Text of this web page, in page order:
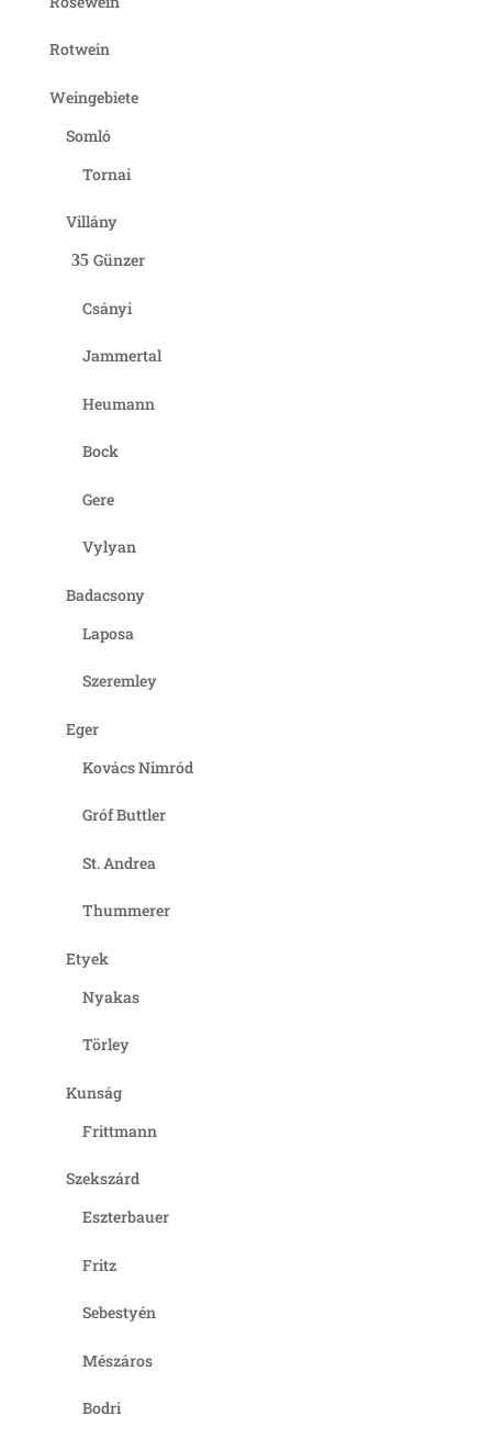
Rotwein
Weingebiete
Somló
Tornai
Villány
Günzer
Csányi
Jammertal
Heumann
Bock
Gere
Vylyan
Badacsony
Laposa
Szeremley
Eger
Kovács Nimród
Gróf Buttler
St. Andrea
Thummerer
Etyek
Nyakas
Törley
Kunság
Frittmann
Szekszárd
Eszterbauer
Fritz
Sebestyén
Mészáros
Bodri